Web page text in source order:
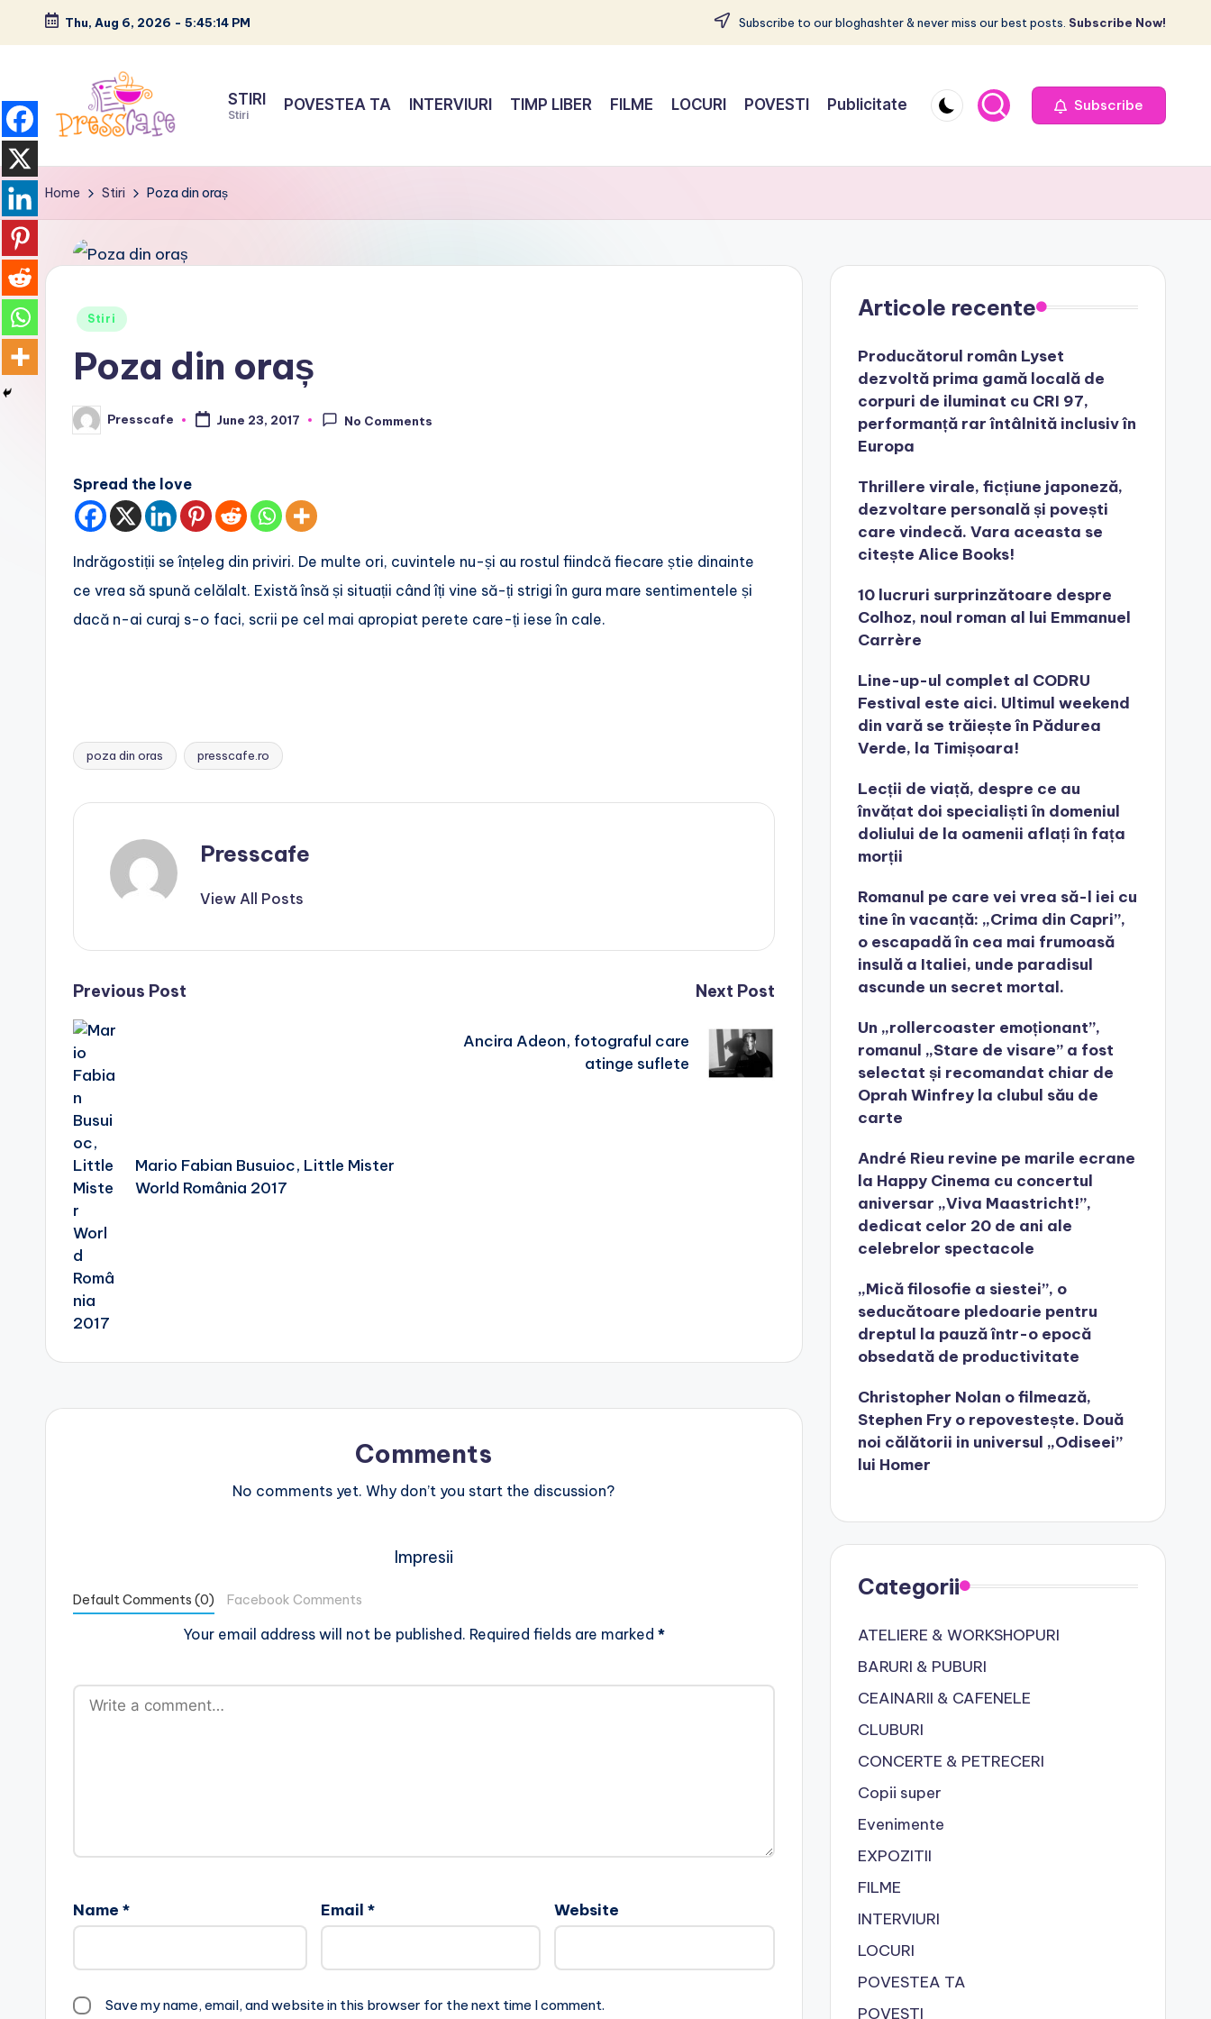
Skip
content
Thu, Aug 6, 2026 - 5:45:14 PM Subscribe to our bloghashter & never miss our best posts. Subscribe Now!
P
r
s
experientelor
urbane
STIRI
Stiri
POVESTEA TA INTERVIURI TIMP LIBER FILME LOCURI POVESTI Publicitate Subscribe
Home Stiri Poza din oraș
Posted
Stiri
Poza din oraș
Posted
by
Presscafe June 23, 2017 No Comments
Spread the love
Indrăgostiții se înțeleg din priviri. De multe ori, cuvintele nu-și au rostul fiindcă fiecare știe dinainte
ce vrea să spună celălalt. Există însă și situații când îți vine să-ți strigi în gura mare sentimentele și
dacă n-ai curaj s-o faci, scrii pe cel mai apropiat perete care-ți iese în cale.
Tags:
poza din oras presscafe.ro
Presscafe
View All Posts
Post
navigation
Previous Post
Mario Fabian Busuioc, Little Mister
World România 2017
Next Post
Ancira Adeon, fotograful care
atinge suflete
Comments
No comments yet. Why don’t you start the discussion?
Impresii
Default Comments (0) Facebook Comments
Your email address will not be published. Required fields are marked *
Name * Email * Website
Save my name, email, and website in this browser for the next time I comment.
Articole recente
Producătorul român Lyset
dezvoltă prima gamă locală de
corpuri de iluminat cu CRI 97,
performanță rar întâlnită inclusiv în
Europa
Thrillere virale, ficțiune japoneză,
dezvoltare personală și povești
care vindecă. Vara aceasta se
citește Alice Books!
10 lucruri surprinzătoare despre
Colhoz, noul roman al lui Emmanuel
Carrère
Line-up-ul complet al CODRU
Festival este aici. Ultimul weekend
din vară se trăiește în Pădurea
Verde, la Timișoara!
Lecții de viață, despre ce au
învățat doi specialiști în domeniul
doliului de la oamenii aflați în fața
morții
Romanul pe care vei vrea să-l iei cu
tine în vacanță: „Crima din Capri”,
o escapadă în cea mai frumoasă
insulă a Italiei, unde paradisul
ascunde un secret mortal.
Un „rollercoaster emoționant”,
romanul „Stare de visare” a fost
selectat și recomandat chiar de
Oprah Winfrey la clubul său de
carte
André Rieu revine pe marile ecrane
la Happy Cinema cu concertul
aniversar „Viva Maastricht!”,
dedicat celor 20 de ani ale
celebrelor spectacole
„Mică filosofie a siestei”, o
seducătoare pledoarie pentru
dreptul la pauză într-o epocă
obsedată de productivitate
Christopher Nolan o filmează,
Stephen Fry o repovestește. Două
noi călătorii in universul „Odiseei”
lui Homer
Categorii
ATELIERE & WORKSHOPURI
BARURI & PUBURI
CEAINARII & CAFENELE
CLUBURI
CONCERTE & PETRECERI
Copii super
Evenimente
EXPOZITII
FILME
INTERVIURI
LOCURI
POVESTEA TA
POVESTI